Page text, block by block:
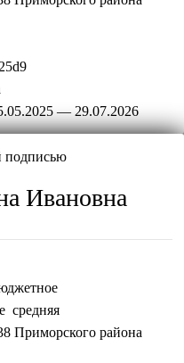
— 29.07.2026
подписью
Ивановна
средняя
Приморского района